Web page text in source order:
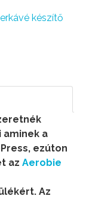
készítő
a
ezúton
az Aerobie
Az